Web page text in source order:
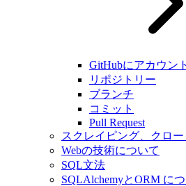
GitHubにアカウン
リポジトリー
ブランチ
コミット
Pull Request
スクレイピング、クロ
Webの技術について
SQL文法
SQLAlchemyとORM に